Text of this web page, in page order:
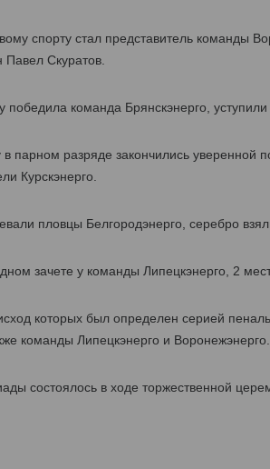
спорту стал представитель команды
Скуратов.
команда Брянскэнерго,
парном разряде закончились
Курскэнерго.
пловцы Белгородэнерго, серебро
зачете у команды Липецкэнерго, 2
которых был определен серией
команды Липецкэнерго и Воронежэнерго.
состоялось в ходе торжественной